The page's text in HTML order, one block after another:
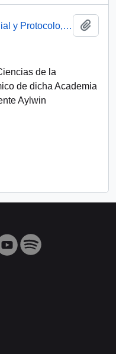
Carta desde el Ministerio de Relaciones Exteriores, del Director del Ceremonial y Protocolo, sr. E. Araya A. dirigida al Señor Carlos Bascuñán, Jefe de Gabinete de su Excelencia el Presidente de la República
de la
de dicha Academia
Aylwin